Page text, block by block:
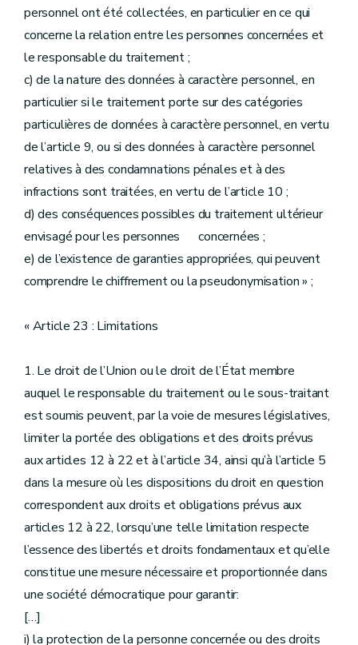
personnel ont été collectées, en particulier en ce qui
concerne la relation entre les personnes concernées et
le responsable du traitement ;
c) de la nature des données à caractère personnel, en
particulier si le traitement porte sur des catégories
particulières de données à caractère personnel, en vertu
de l’article 9, ou si des données à caractère personnel
relatives à des condamnations pénales et à des
infractions sont traitées, en vertu de l’article 10 ;
d) des conséquences possibles du traitement ultérieur
envisagé pour les personnes concernées ;
e) de l’existence de garanties appropriées, qui peuvent
comprendre le chiffrement ou la pseudonymisation » ;
« Article 23 : Limitations
1. Le droit de l’Union ou le droit de l’État membre
auquel le responsable du traitement ou le sous-traitant
est soumis peuvent, par la voie de mesures législatives,
limiter la portée des obligations et des droits prévus
aux articles 12 à 22 et à l’article 34, ainsi qu’à l’article 5
dans la mesure où les dispositions du droit en question
correspondent aux droits et obligations prévus aux
articles 12 à 22, lorsqu’une telle limitation respecte
l’essence des libertés et droits fondamentaux et qu’elle
constitue une mesure nécessaire et proportionnée dans
une société démocratique pour garantir:
[…]
i) la protection de la personne concernée ou des droits